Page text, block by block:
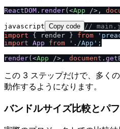
ReactDOM . render( <App /> ,
javascript Copy code //
import { render } from
import App from '. /App' ;
render( <App /> , document .
この 3 ステップだけで、多く
動作するようになります。
バンドルサイズ比較とパ